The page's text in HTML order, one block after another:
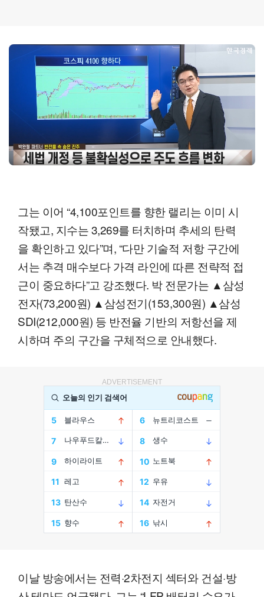
그는 이어 “4,100포인트를 향한 랠리는 이미 시
작됐고, 지수는 3,269를 터치하며 추세의 탄력
을 확인하고 있다”며, “다만 기술적 저항 구간에
서는 추격 매수보다 가격 라인에 따른 전략적 접
근이 중요하다”고 강조했다. 박 전문가는 ▲삼성
전자(73,200원) ▲삼성전기(153,300원) ▲삼성
SDI(212,000원) 등 반전율 기반의 저항선을 제
시하며 주의 구간을 구체적으로 안내했다.
ADVERTISEMENT
이날 방송에서는 전력·2차전지 섹터와 건설·방